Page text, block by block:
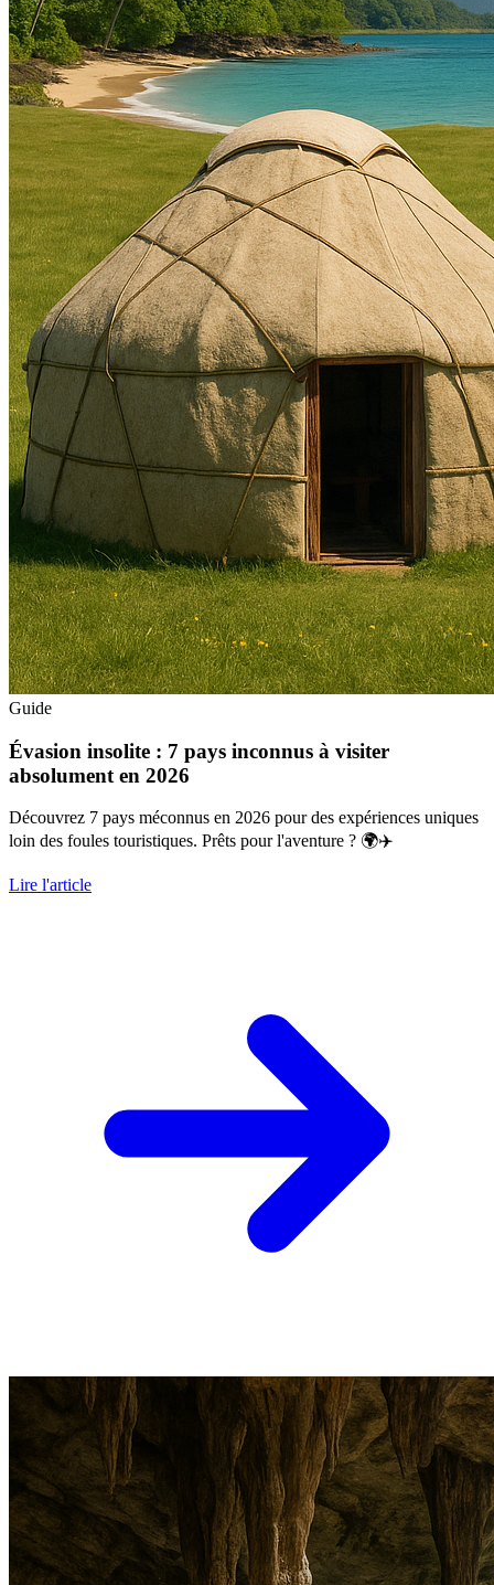
Guide
Évasion insolite : 7 pays inconnus à visiter
absolument en 2026
Découvrez 7 pays méconnus en 2026 pour des expériences uniques
loin des foules touristiques. Prêts pour l'aventure ? 🌍✈️
Lire l'article